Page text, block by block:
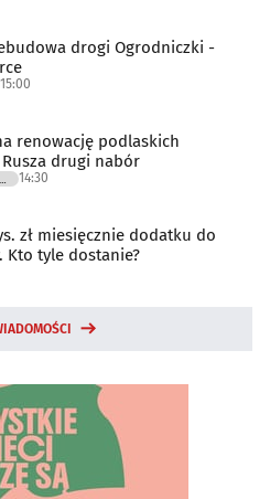
drogi Ogrodniczki -
15:00
renowację podlaskich
drugi nabór
KULTURA I ROZRYWKA 14:30
zł miesięcznie dodatku do
Kto tyle dostanie?